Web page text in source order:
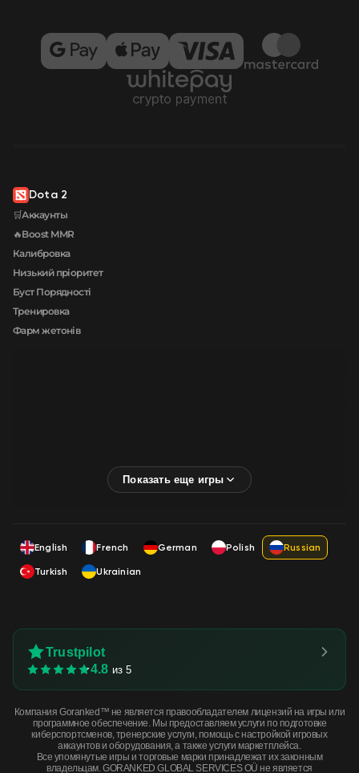
Dota 2
🛒Аккаунты
🔥Boost MMR
Калибровка
Низький пріоритет
Буст Порядності
Тренировка
Фарм жетонів
English French German Polish
Russian
Turkish
Ukrainian
Trustpilot
4.8 из 5
Компания Goranked™ не является правообладателем лицензий на игры или
программное обеспечение. Мы предоставляем услуги по подготовке
киберспортсменов, тренерские услуги, помощь с настройкой игровых
аккаунтов и оборудования, а также услуги маркетплейса.
Все упомянутые игры и торговые марки принадлежат их законным
владельцам. GORANKED GLOBAL SERVICES OÜ не является